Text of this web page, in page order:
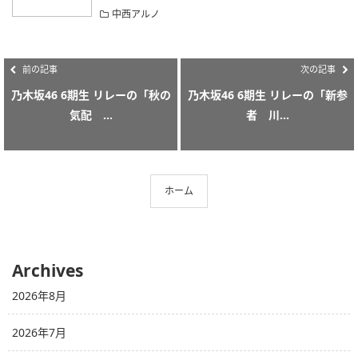
中西アルノ
前の記事
乃木坂46 6期生 リレーの「秋の
気配 ...
次の記事
乃木坂46 6期生 リレーの「新参
者 川...
ホーム
Archives
2026年8月
2026年7月